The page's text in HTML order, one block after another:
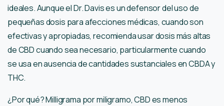
ideales. Aunque el Dr. Davis es un defensor del uso de
pequeñas dosis para afecciones médicas, cuando son
efectivas y apropiadas, recomienda usar dosis más altas
de CBD cuando sea necesario, particularmente cuando
se usa en ausencia de cantidades sustanciales en CBDA y
THC.
¿Por qué? Milligrama por miligramo, CBD es menos